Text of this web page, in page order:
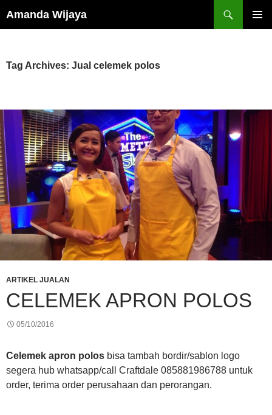
Amanda Wijaya
Tag Archives: Jual celemek polos
ARTIKEL JUALAN
CELEMEK APRON POLOS
05/10/2016
Celemek apron polos bisa tambah bordir/sablon logo
segera hub whatsapp/call Craftdale 085881986788 untuk
order, terima order perusahaan dan perorangan.